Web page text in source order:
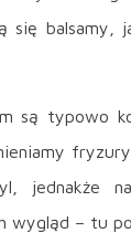
się balsamy,
są typowo
jednakże
wygląd – tu